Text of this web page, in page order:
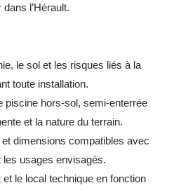
l’Hérault.
le sol et les risques liés à la
toute installation.
piscine hors-sol, semi-enterrée
et la nature du terrain.
dimensions compatibles avec
les usages envisagés.
le local technique en fonction